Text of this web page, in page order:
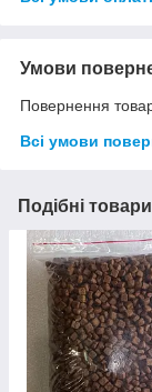
Умови
Повернення
Всі умови
Подібні